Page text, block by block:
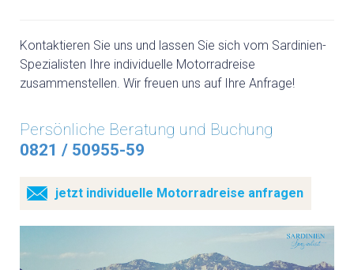
Kontaktieren Sie uns und lassen Sie sich vom Sardinien-
Spezialisten Ihre individuelle Motorradreise
zusammenstellen. Wir freuen uns auf Ihre Anfrage!
Persönliche Beratung und Buchung
0821 / 50955-59
jetzt individuelle Motorradreise anfragen